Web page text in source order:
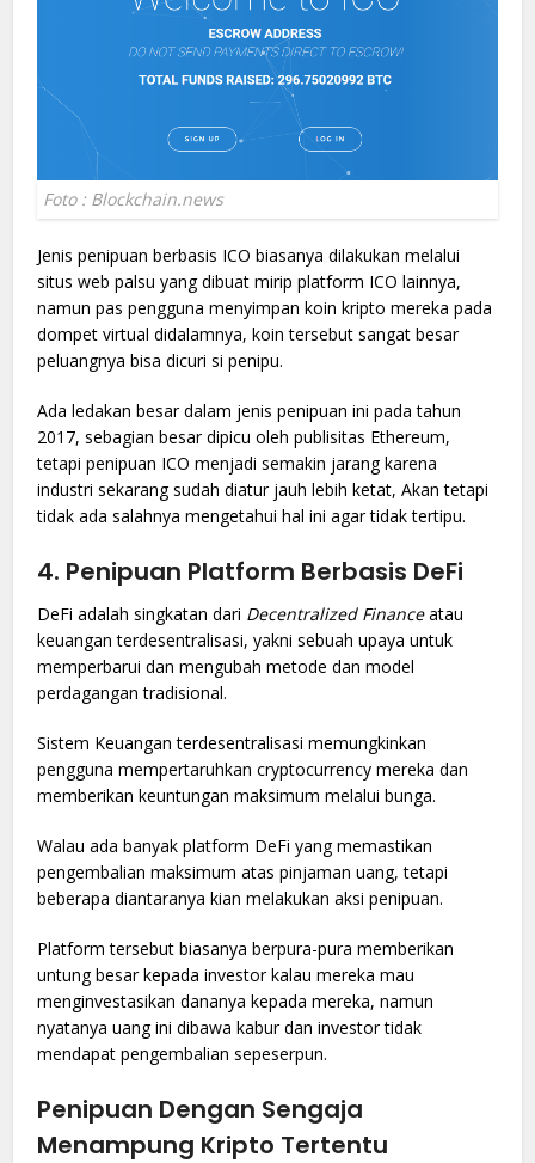
Foto : Blockchain.news
Jenis penipuan berbasis ICO biasanya dilakukan melalui
situs web palsu yang dibuat mirip platform ICO lainnya,
namun pas pengguna menyimpan koin kripto mereka pada
dompet virtual didalamnya, koin tersebut sangat besar
peluangnya bisa dicuri si penipu.
Ada ledakan besar dalam jenis penipuan ini pada tahun
2017, sebagian besar dipicu oleh publisitas Ethereum,
tetapi penipuan ICO menjadi semakin jarang karena
industri sekarang sudah diatur jauh lebih ketat, Akan tetapi
tidak ada salahnya mengetahui hal ini agar tidak tertipu.
4. Penipuan Platform Berbasis DeFi
DeFi adalah singkatan dari Decentralized Financeatau
keuangan terdesentralisasi, yakni sebuah upaya untuk
memperbarui dan mengubah metode dan model
perdagangan tradisional.
Sistem Keuangan terdesentralisasi memungkinkan
pengguna mempertaruhkan cryptocurrency mereka dan
memberikan keuntungan maksimum melalui bunga.
Walau ada banyak platform DeFi yang memastikan
pengembalian maksimum atas pinjaman uang, tetapi
beberapa diantaranya kian melakukan aksi penipuan.
Platform tersebut biasanya berpura-pura memberikan
untung besar kepada investor kalau mereka mau
menginvestasikan dananya kepada mereka, namun
nyatanya uang ini dibawa kabur dan investor tidak
mendapat pengembalian sepeserpun.
Penipuan Dengan Sengaja
Menampung Kripto Tertentu